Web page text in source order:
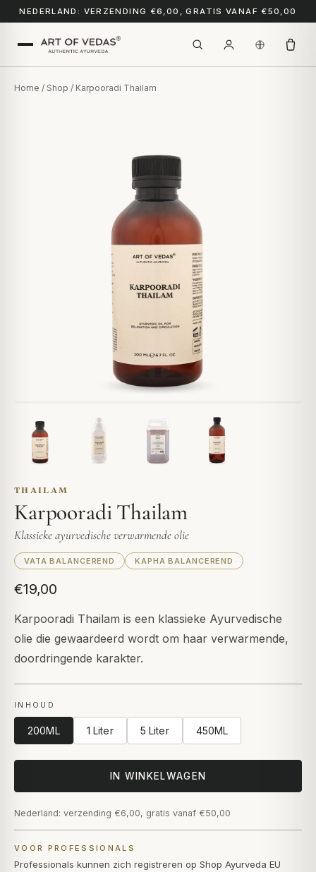
NEDERLAND: VERZENDING €6,00, GRATIS VANAF €50,00
Home / Shop / Karpooradi Thailam
THAILAM
Karpooradi Thailam
Klassieke ayurvedische verwarmende olie
VATA BALANCEREND KAPHA BALANCEREND
€19,00
Karpooradi Thailam is een klassieke Ayurvedische
olie die gewaardeerd wordt om haar verwarmende,
doordringende karakter.
INHOUD
200ML 1 Liter 5 Liter 450ML
IN WINKELWAGEN
Nederland: verzending €6,00, gratis vanaf €50,00
VOOR PROFESSIONALS
Professionals kunnen zich registreren op Shop Ayurveda EU